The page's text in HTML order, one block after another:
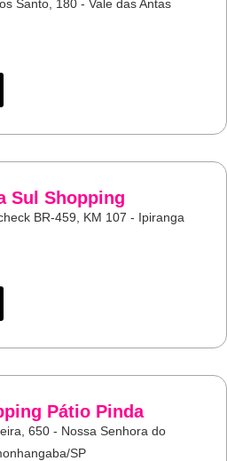
Santo, 180 - Vale das Antas
Sul Shopping
BR-459, KM 107 - Ipiranga
Pátio Pinda
650 - Nossa Senhora do
SP